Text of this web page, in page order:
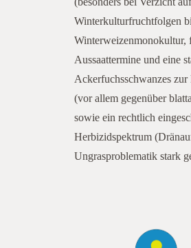
Winterkulturfruchtfolgen
Winterweizenmonokultur,
Aussaattermine und eine
Ackerfuchsschwanzes
(vor allem gegenüber
sowie ein rechtlich
Herbizidspektrum
Ungrasproblematik stark